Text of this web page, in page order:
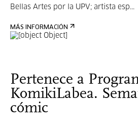
Bellas Artes por la UPV; artista esp...
MÁS INFORMACIÓN
Pertenece a
KomikiLabea.
cómic